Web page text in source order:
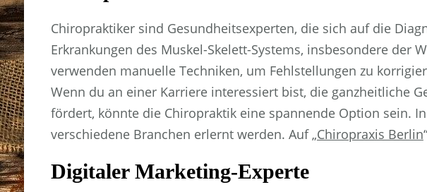
Chiropraktiker sind Gesundheitsexperten, die sich auf die
Erkrankungen des Muskel-Skelett-Systems, insbesondere der
verwenden manuelle Techniken, um Fehlstellungen zu
Wenn du an einer Karriere interessiert bist, die ganzheitliche
fördert, könnte die Chiropraktik eine spannende Option sein.
verschiedene Branchen erlernt werden. Auf „Chiropraxis Berlin
Digitaler Marketing-Experte